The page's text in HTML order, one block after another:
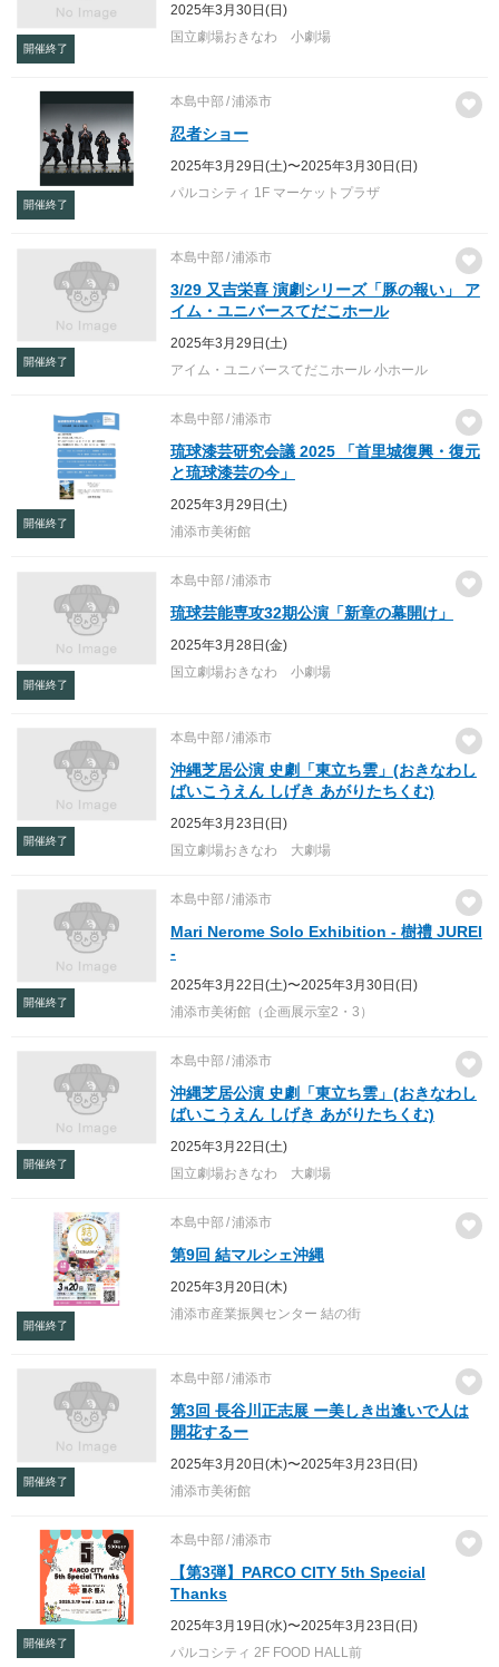
開催終了
2025年3月30日(日)
国立劇場おきなわ 小劇場
開催終了
本島中部 浦添市
忍者ショー
2025年3月29日(土)〜2025年3月30日(日)
パルコシティ 1F マーケットプラザ
開催終了
本島中部 浦添市
3/29 又吉栄喜 演劇シリーズ「豚の報い」 ア
イム・ユニバースてだこホール
2025年3月29日(土)
アイム・ユニバースてだこホール 小ホール
開催終了
本島中部 浦添市
琉球漆芸研究会議 2025 「首里城復興・復元
と琉球漆芸の今」
2025年3月29日(土)
浦添市美術館
開催終了
本島中部 浦添市
琉球芸能専攻32期公演「新章の幕開け」
2025年3月28日(金)
国立劇場おきなわ 小劇場
開催終了
本島中部 浦添市
沖縄芝居公演 史劇「東立ち雲」(おきなわし
ばいこうえん しげき あがりたちくむ)
2025年3月23日(日)
国立劇場おきなわ 大劇場
開催終了
本島中部 浦添市
Mari Nerome Solo Exhibition - 樹禮 JUREI
-
2025年3月22日(土)〜2025年3月30日(日)
浦添市美術館（企画展示室2・3）
開催終了
本島中部 浦添市
沖縄芝居公演 史劇「東立ち雲」(おきなわし
ばいこうえん しげき あがりたちくむ)
2025年3月22日(土)
国立劇場おきなわ 大劇場
開催終了
本島中部 浦添市
第9回 結マルシェ沖縄
2025年3月20日(木)
浦添市産業振興センター 結の街
開催終了
本島中部 浦添市
第3回 長谷川正志展 ー美しき出逢いで人は
開花するー
2025年3月20日(木)〜2025年3月23日(日)
浦添市美術館
開催終了
本島中部 浦添市
【第3弾】PARCO CITY 5th Special
Thanks
2025年3月19日(水)〜2025年3月23日(日)
パルコシティ 2F FOOD HALL前